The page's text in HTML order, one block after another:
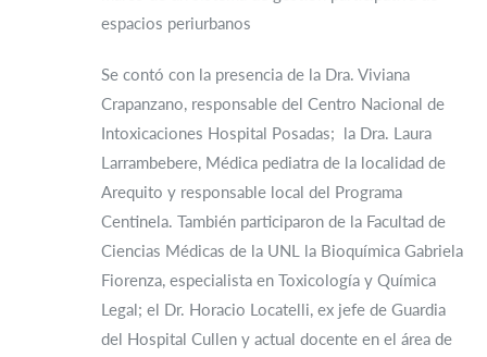
espacios periurbanos
Se contó con la presencia de la Dra. Viviana
Crapanzano, responsable del Centro Nacional de
Intoxicaciones Hospital Posadas; la Dra. Laura
Larrambebere, Médica pediatra de la localidad de
Arequito y responsable local del Programa
Centinela. También participaron de la Facultad de
Ciencias Médicas de la UNL la Bioquímica Gabriela
Fiorenza, especialista en Toxicología y Química
Legal; el Dr. Horacio Locatelli, ex jefe de Guardia
del Hospital Cullen y actual docente en el área de